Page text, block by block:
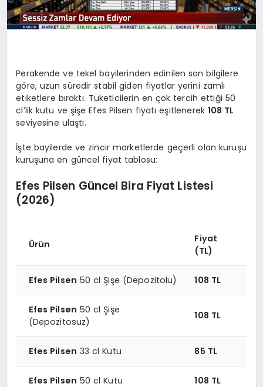
EĞITIM
Perakende ve tekel bayilerinden edinilen son bilgilere
göre, uzun süredir stabil giden fiyatlar yerini zamlı
etiketlere bıraktı. Tüketicilerin en çok tercih ettiği 50
cl’lik kutu ve şişe Efes Pilsen fiyatı eşitlenerek 108 TL
seviyesine ulaştı.
İşte bayilerde ve zincir marketlerde geçerli olan kuruşu
kuruşuna en güncel fiyat tablosu:
Efes Pilsen Güncel Bira Fiyat Listesi
(2026)
Ürün
Fiyat
(TL)
Efes Pilsen 50 cl Şişe (Depozitolu) 108 TL
Efes Pilsen 50 cl Şişe
(Depozitosuz)
108 TL
Efes Pilsen 33 cl Kutu 85 TL
Efes Pilsen 50 cl Kutu 108 TL